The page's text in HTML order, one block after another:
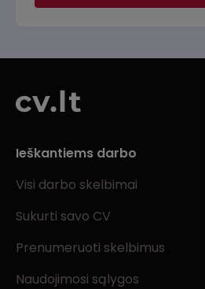
Ieškantiems darbo
Visi darbo skelbimai
Sukurti savo CV
Prenumeruoti skelbimus
Naudojimosi sąlygos